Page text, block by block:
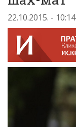
22.10.2015. - 10:14